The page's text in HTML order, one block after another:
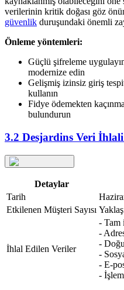
verilerinin kritik doğası göz
güvenlik duruşundaki önemli
Önleme yöntemleri:
Güçlü şifreleme
modernize edin
Gelişmiş izinsiz giriş
kullanın
Fidye ödemekten
bulundurun
3.2 Desjardins Veri
Detaylar
Tarih
Etkilenen Müşteri Sayısı
İhlal Edilen Veriler
- Tam
-
-
-
- E-
-